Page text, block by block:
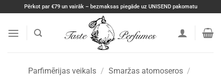
content
Pērkot par €79 un vairāk – bezmaksas piegāde uz UNISEND pakomatu
Parfimērijas veikals / Smaržas atomoseros /